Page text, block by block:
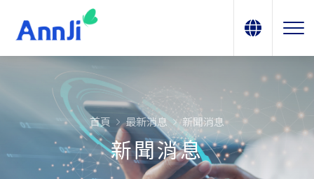
首頁 最新消息 新聞消息
新聞消息